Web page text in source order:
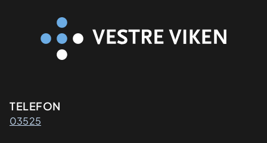
Kontaktinformasjon
TELEFON
03525